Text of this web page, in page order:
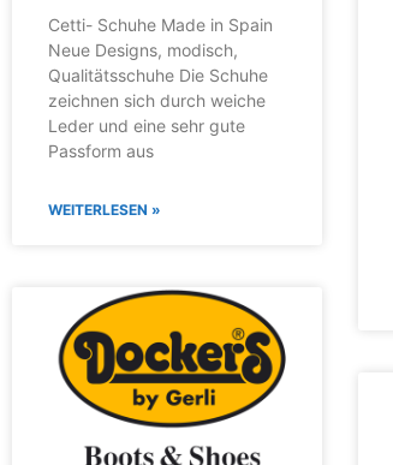
Cetti- Schuhe Made in Spain
Neue Designs, modisch,
Qualitätsschuhe Die Schuhe
zeichnen sich durch weiche
Leder und eine sehr gute
Passform aus
WEITERLESEN »